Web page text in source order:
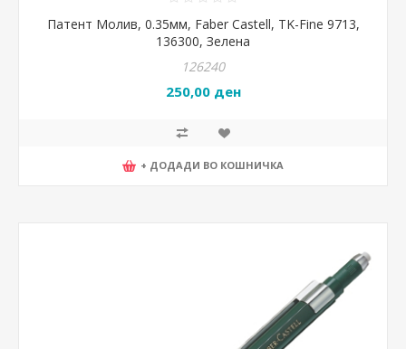
Патент Молив, 0.35мм, Faber Castell, TK-Fine 9713,
136300, Зелена
126240
250,00 ден
+ ДОДАДИ ВО КОШНИЧКА